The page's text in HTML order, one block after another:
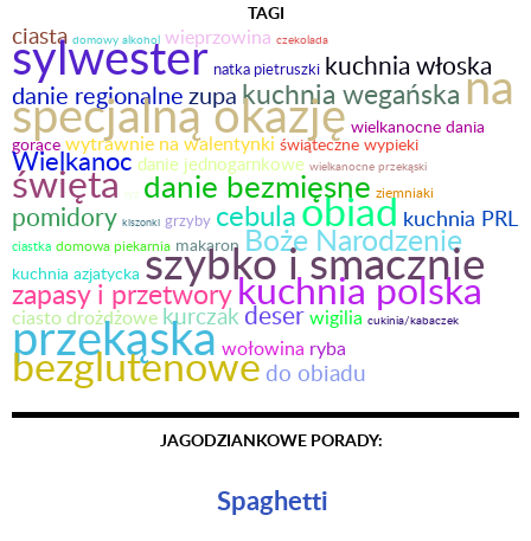
TAGI
ciasta domowy alkohol wieprzowina czekolada
sylwester natka pietruszki kuchnia włoska
danie regionalnezupa kuchnia wegańskana
specjalną okazję wielkanocne dania
gorące wytrawnie na walentynki świąteczne wypieki
Wielkanoc danie jednogarnkowe wielkanocne przekąski
święta ryż danie bezmięsne ziemniaki
pomidory kiszonki grzyby cebulaobiad kuchnia PRL
ciastka domowa piekarnia makaron Boże Narodzenie
kuchnia azjatycka szybko i smacznie
zapasy i przetworykuchnia polska
ciasto drożdżowe kurczak deserwigilia cukinia/kabaczek
przekąska wołowina ryba
bezglutenowedo obiadu
JAGODZIANKOWE PORADY:
Spaghetti